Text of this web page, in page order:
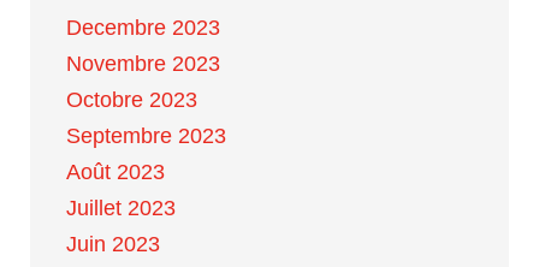
Decembre 2023
Novembre 2023
Octobre 2023
Septembre 2023
Août 2023
Juillet 2023
Juin 2023